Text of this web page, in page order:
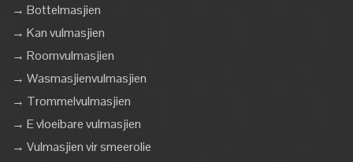
→ Bottelmasjien
→ Kan vulmasjien
→ Roomvulmasjien
→ Wasmasjienvulmasjien
→ Trommelvulmasjien
→ E vloeibare vulmasjien
→ Vulmasjien vir smeerolie